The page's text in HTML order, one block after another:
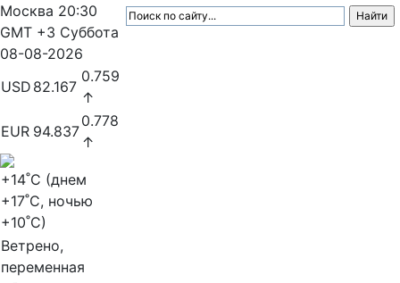
Москва 20:30
GMT +3 Суббота
08-08-2026
USD 82.167
0.759
↑
EUR 94.837
0.778
↑
+14˚C (днем
+17˚C, ночью
+10˚C)
Ветрено,
переменная